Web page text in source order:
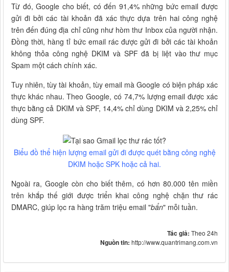
Từ đó, Google cho biết, có đến 91,4% những bức email được
gửi đi bởi các tài khoản đã xác thực dựa trên hai công nghệ
trên đến đúng địa chỉ cũng như hòm thư Inbox của người nhận.
Đồng thời, hàng tỉ bức email rác được gửi đi bởi các tài khoản
không thỏa công nghệ DKIM và SPF đã bị liệt vào thư mục
Spam một cách chính xác.
Tuy nhiên, tùy tài khoản, tùy email mà Google có biện pháp xác
thực khác nhau. Theo Google, có 74,7% lượng email được xác
thực bằng cả DKIM và SPF, 14,4% chỉ dùng DKIM và 2,25% chỉ
dùng SPF.
Biểu đồ thể hiện lượng email gửi đi được quét bằng công nghệ
DKIM hoặc SPK hoặc cả hai.
Ngoài ra, Google còn cho biết thêm, có hơn 80.000 tên miền
trên khắp thế giới được triển khai công nghệ chặn thư rác
DMARC, giúp lọc ra hàng trăm triệu email "bẩn" mỗi tuần.
Tác giả: Theo 24h
Nguồn tin: http://www.quantrimang.com.vn